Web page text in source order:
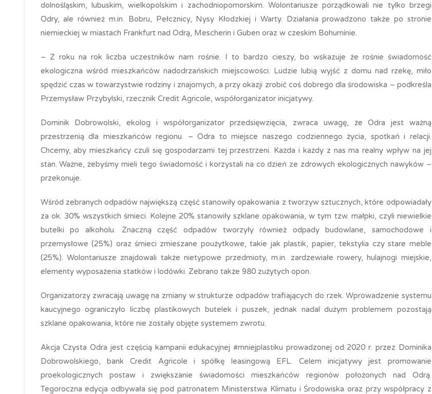
dolnośląskim, lubuskim, wielkopolskim i zachodniopomorskim. Wolontariusze porządkowali nie tylko brzegi
Odry, ale również m.in. Bobru, Pełcznicy, Nysy Kłodzkiej i Warty. Działania prowadzono także po stronie
niemieckiej w miastach Frankfurt nad Odrą, Mescherin i Guben oraz w czeskim Bohumínie.
– Z roku na rok liczba uczestników nam rośnie. I to bardzo cieszy, bo wskazuje że rośnie świadomość
ekologiczna wśród mieszkańców nadodrzańskich miejscowości. Ludzie lubią wyjść z domu nad rzekę, miło
spędzić czas w towarzystwie rodziny i znajomych, a przy okazji zrobić coś dobrego dla środowiska – podkreśla
Przemysław Przybylski, rzecznik Credit Agricole, współorganizator inicjatywy.
Dominik Dobrowolski, ekolog i współorganizator przedsięwzięcia, zwraca uwagę, że Odra jest ważną
przestrzenią dla mieszkańców regionu. – Odra to miejsce naszego codziennego życia, spotkań i relacji.
Chcemy, aby mieszkańcy czuli się gospodarzami tej przestrzeni. Każda i każdy z nas ma realny wpływ na jej
stan. Ważne, żebyśmy mieli tego świadomość i korzystali na co dzień ze zdrowych ekologicznych nawyków –
przekonuje.
Wśród zebranych odpadów największą część stanowiły opakowania z tworzyw sztucznych, które odpowiadały
za ok. 30% wszystkich śmieci. Kolejne 20% stanowiły szklane opakowania, w tym tzw. małpki, czyli niewielkie
butelki po alkoholu. Znaczną część odpadów tworzyły również odpady budowlane, samochodowe i
przemysłowe (25%) oraz śmieci zmieszane poużytkowe, takie jak plastik, papier, tekstylia czy stare meble
(25%). Wolontariusze znajdowali także nietypowe przedmioty, m.in. zardzewiałe rowery, hulajnogi miejskie,
elementy wyposażenia statków i lodówki. Zebrano także 980 zużytych opon.
Organizatorzy zwracają uwagę na zmiany w strukturze odpadów trafiających do rzek. Wprowadzenie systemu
kaucyjnego ograniczyło liczbę plastikowych butelek i puszek, jednak nadal dużym problemem pozostają
szklane opakowania, które nie zostały objęte systemem zwrotu.
Akcja Czysta Odra jest częścią kampanii edukacyjnej #mniejplastiku prowadzonej od 2020 r. przez Dominika
Dobrowolskiego, bank Credit Agricole i spółkę leasingową EFL. Celem inicjatywy jest promowanie
proekologicznych postaw i zwiększanie świadomości mieszkańców regionów położonych nad Odrą.
Tegoroczna edycja odbywała się pod patronatem Ministerstwa Klimatu i Środowiska oraz przy współpracy z